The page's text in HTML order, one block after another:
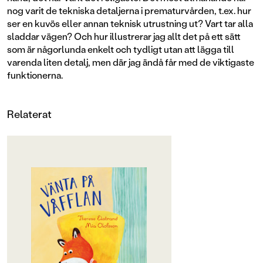
nog varit de tekniska detaljerna i prematurvården, t.ex. hur
ser en kuvös eller annan teknisk utrustning ut? Vart tar alla
sladdar vägen? Och hur illustrerar jag allt det på ett sätt
som är någorlunda enkelt och tydligt utan att lägga till
varenda liten detalj, men där jag ändå får med de viktigaste
funktionerna.
Relaterat
OM BOKEN
Emil väntar och längtar. Han ska
snart bli storebror! Men när hans
lilla syskon Våfflan föds är det
fortfarande vintervantväder, inte
alls vår som mamma hade lovat.
Våfflan är väldigt liten och måste bo